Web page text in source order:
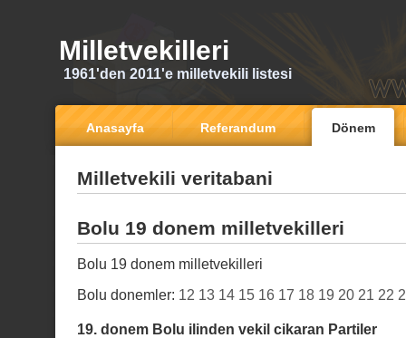
Milletvekilleri
1961'den 2011'e milletvekili listesi
Anasayfa Referandum Dönem
Milletvekili veritabani
Bolu 19 donem milletvekilleri
Bolu 19 donem milletvekilleri
Bolu donemler: 12 13 14 15 16 17 18 19 20 21 22
19. donem Bolu ilinden vekil cikaran Partiler